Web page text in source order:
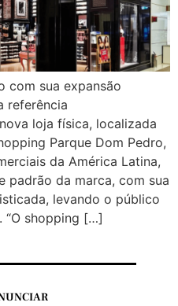
com sua expansão
referência
loja física, localizada
Parque Dom Pedro,
da América Latina,
padrão da marca, com sua
levando o público
“O shopping […]